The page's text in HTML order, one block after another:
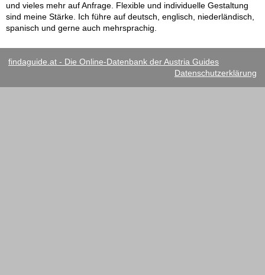
und vieles mehr auf Anfrage. Flexible und individuelle Gestaltung
sind meine Stärke. Ich führe auf deutsch, englisch, niederländisch,
spanisch und gerne auch mehrsprachig.
findaguide.at - Die Online-Datenbank der Austria Guides
Datenschutzerklärung